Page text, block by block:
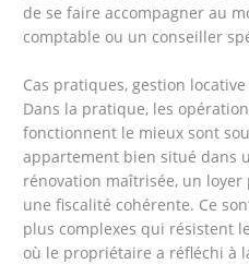
de se faire accompagner au
comptable ou un conseiller
Cas pratiques, gestion
Dans la pratique, les
fonctionnent le mieux sont
appartement bien situé dans
rénovation maîtrisée, un
une fiscalité cohérente. Ce
plus complexes qui résistent
où le propriétaire a réfléchi à